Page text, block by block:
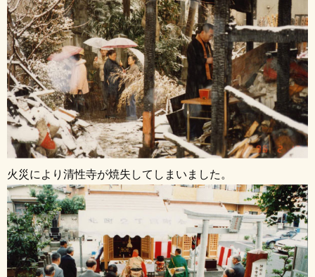
火災により清性寺が焼失してしまいました。